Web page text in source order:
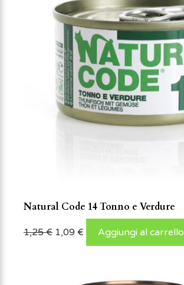
Natural Code 14 Tonno e Verdure
1,25€ 1,09 € Aggiungi al carrello